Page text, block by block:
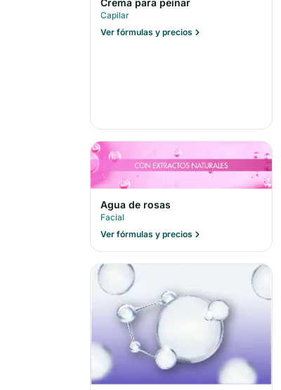
Crema para peinar
Capilar
Ver fórmulas y precios
Agua de rosas
Facial
Ver fórmulas y precios